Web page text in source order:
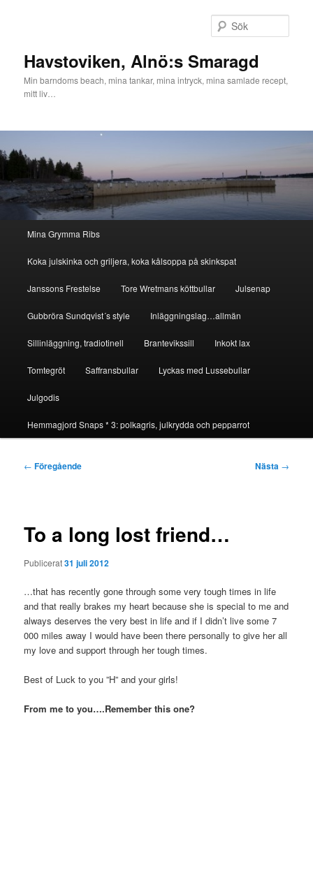
Havstoviken, Alnö:s Smaragd
Min barndoms beach, mina tankar, mina intryck, mina samlade recept,
mitt liv…
Mina Grymma Ribs
Koka julskinka och griljera, koka kålsoppa på skinkspat
Janssons Frestelse Tore Wretmans köttbullar Julsenap
Gubbröra Sundqvist´s style Inläggningslag…allmän
Sillinläggning, tradiotinell Brantevikssill Inkokt lax
Tomtegröt Saffransbullar Lyckas med Lussebullar
Julgodis
Hemmagjord Snaps * 3: polkagris, julkrydda och pepparrot
Inläggsnavigering
← Föregående Nästa →
To a long lost friend…
Publicerat31 juli 2012
…that has recently gone through some very tough times in life
and that really brakes my heart because she is special to me and
always deserves the very best in life and if I didn’t live some 7
000 miles away I would have been there personally to give her all
my love and support through her tough times.
Best of Luck to you ”H” and your girls!
From me to you….Remember this one?